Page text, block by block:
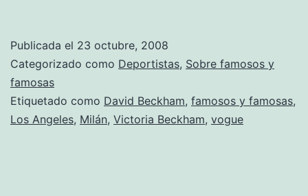
Publicada el 23 octubre, 2008
Categorizado como Deportistas, Sobre famosos y
famosas
Etiquetado como David Beckham, famosos y famosas,
Los Angeles, Milán, Victoria Beckham, vogue